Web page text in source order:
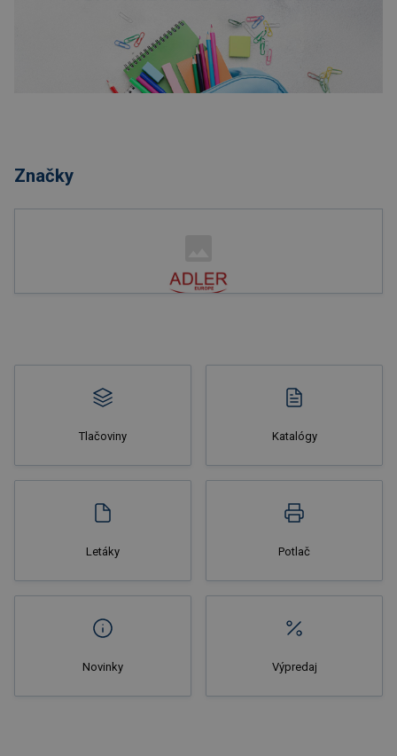
Značky
Tlačoviny Katalógy
Letáky Potlač
Novinky Výpredaj